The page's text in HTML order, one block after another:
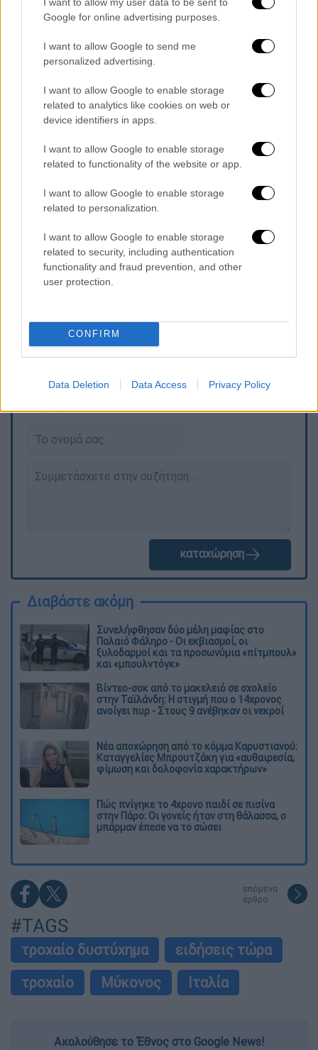
Google for online advertising purposes.
I want to allow Google to send me
personalized advertising.
I want to allow Google to enable storage
related to analytics like cookies on web or
device identifiers in apps.
I want to allow Google to enable storage
related to functionality of the website or app.
I want to allow Google to enable storage
related to personalization.
I want to allow Google to enable storage
related to security, including authentication
functionality and fraud prevention, and other
user protection.
CONFIRM
Data Deletion Data Access Privacy Policy
Η 37χρονη ήτανμητέρα ενός κοριτσιού
ζούσε στην επαρχία του Αρέτσο μαζί με τον
σύντροφό της, με τον οποίο
σχεδίαζαν να
πρόωρος χαμός της έχει προκαλέσει βαθιά
θλίψησε συγγενείς, φίλους και
συναδέλφους, που αδυνατούν να πιστέψουν
την τραγική εξέλιξη.
video
Τα σχολιά σας δημοσιεύονται άμεσα με δική σας ευθύνη. Το
καταχώρηση
Διαβάστε ακόμη
Συνελήφθησαν δύο μέλη μαφίας στο
Παλαιό Φάληρο - Οι εκβιασμοί, οι
ξυλοδαρμοί και τα προσωνύμια «πίτμπουλ»
και «μπουλντόγκ»
Βίντεο-σοκ από το μακελειό σε σχολείο
στην Ταϊλάνδη: Η στιγμή που ο 14χρονος
ανοίγει πυρ - Στους 9 ανέβηκαν οι νεκροί
Νέα αποχώρηση από το κόμμα Καρυστιανού:
Καταγγελίες Μπρουτζάκη για «αυθαιρεσία,
φίμωση και δολοφονία χαρακτήρων»
Πώς πνίγηκε το 4χρονο παιδί σε πισίνα
στην Πάρο: Οι γονείς ήταν στη θάλασσα, ο
μπάρμαν έπεσε να το σώσει
επόμενο
άρθρο
#TAGS
τροχαίο δυστύχημα
ειδήσεις τώρα
τροχαίο
Μύκονος Ιταλία
Ακολούθησε το Έθνος στο Google News!